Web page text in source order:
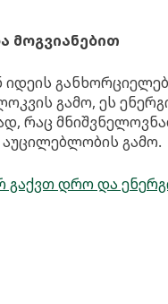
მოგვიანებით
იდეის
გამო, ეს
რაც
აუცილებლობის გამო.
დრო და